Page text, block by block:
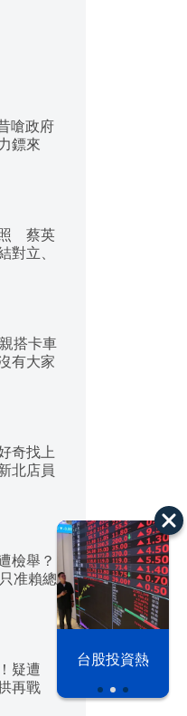
演習 台股投資熱
嗆政府
鏢來
照 蔡英
立、
搭卡車
有大家
奇找上
北店員
檢舉？
准賴總
疑遭
再戰